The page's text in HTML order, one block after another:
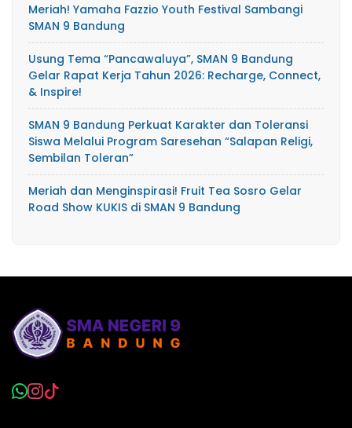
Meriah! Yamaha Fazzio Youth Festival Sambangi
SMAN 9 Bandung
Usung Tema “Pancawaluya”, SMAN 9 Bandung
Gelar Rapat Kerja Tahun 2026: Recharge, Connect,
& Inspire!
SMAN 9 Bandung Perkuat Karakter dan Toleransi
Siswa Melalui Program Saresehan “Salapan Religi,
Sembilan Toleran”
Meriah dan Menginspirasi! Fruit Tea Sosro Gelar
Road Show KUKIS di SMAN 9 Bandung